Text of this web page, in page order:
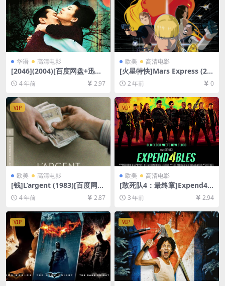
华语 高清电影
[2046](2004)[百度网盘+迅雷
云盘资源1080P超清未删减]
[MP4/7.9GB][原声中字]
4 年前 2.97
欧美 高清电影
[火星特快]Mars Express (20
23)[百度网盘+夸克网盘1080P
超清未删减资源][网盘在线播
幕]
2 年前 0
VIP
欧美 高清电影
[钱]L’argent (1983)[百度网盘
+迅雷云盘资源1080P超清未
删减][MP4/5.5GB][中文字幕]
4 年前 2.87
VIP
欧美 高清电影
[敢死队4：最终章]Expend4bl
es (2023)[百度网盘+夸克网盘
1080P超清未删减资源][网盘
在线播放/下载][MP4/5GB][中
英字幕]
3 年前 2.94
VIP VIP